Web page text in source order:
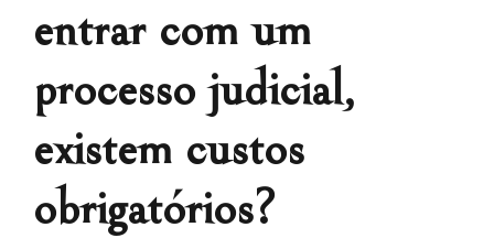
entrar com um
processo judicial,
existem custos
obrigatórios?